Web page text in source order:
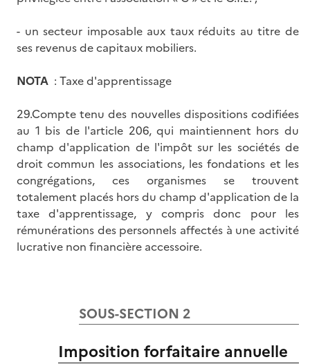
- un secteur imposable aux taux réduits au titre de
ses revenus de capitaux mobiliers.
NOTA : Taxe d'apprentissage
29.Compte tenu des nouvelles dispositions codifiées
au 1 bis de l'article 206, qui maintiennent hors du
champ d'application de l'impôt sur les sociétés de
droit commun les associations, les fondations et les
congrégations, ces organismes se trouvent
totalement placés hors du champ d'application de la
taxe d'apprentissage, y compris donc pour les
rémunérations des personnels affectés à une activité
lucrative non financière accessoire.
SOUS-SECTION 2
Imposition forfaitaire annuelle